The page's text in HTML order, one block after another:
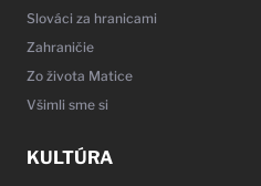
Slováci za hranicami
Zahraničie
Zo života Matice
Všimli sme si
KULTÚRA